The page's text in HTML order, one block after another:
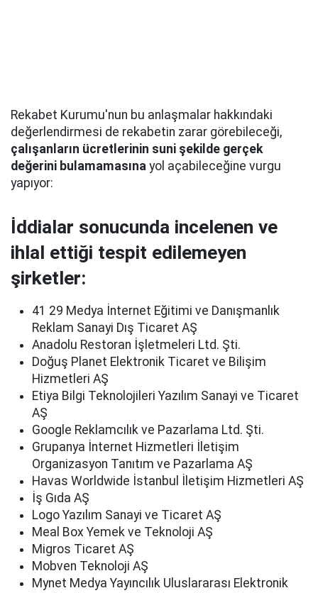
Rekabet Kurumu'nun bu anlaşmalar hakkındaki
değerlendirmesi de rekabetin zarar görebileceği,
çalışanların ücretlerinin suni şekilde gerçek
değerini bulamamasına yol açabileceğine vurgu
yapıyor:
İddialar sonucunda incelenen ve
ihlal ettiği tespit edilemeyen
şirketler:
41 29 Medya İnternet Eğitimi ve Danışmanlık
Reklam Sanayi Dış Ticaret AŞ
Anadolu Restoran İşletmeleri Ltd. Şti.
Doğuş Planet Elektronik Ticaret ve Bilişim
Hizmetleri AŞ
Etiya Bilgi Teknolojileri Yazılım Sanayi ve Ticaret
AŞ
Google Reklamcılık ve Pazarlama Ltd. Şti.
Grupanya İnternet Hizmetleri İletişim
Organizasyon Tanıtım ve Pazarlama AŞ
Havas Worldwide İstanbul İletişim Hizmetleri AŞ
İş Gıda AŞ
Logo Yazılım Sanayi ve Ticaret AŞ
Meal Box Yemek ve Teknoloji AŞ
Migros Ticaret AŞ
Mobven Teknoloji AŞ
Mynet Medya Yayıncılık Uluslararası Elektronik